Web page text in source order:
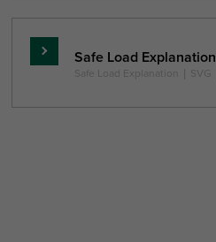
plus
Safe Load Explanation
Safe Load Explanation SVG